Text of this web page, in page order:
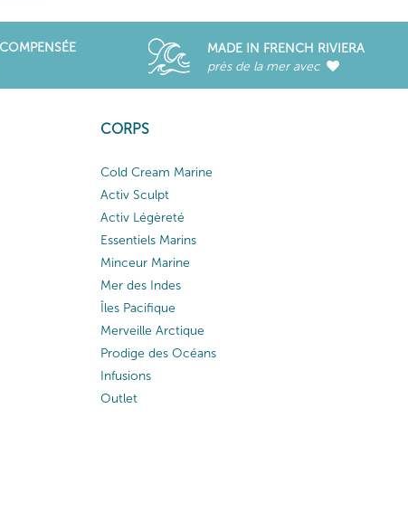
MADE IN FRENCH RIVIERA
près de la mer avec
CORPS
Cold Cream Marine
Activ Sculpt
Activ Légèreté
Essentiels Marins
Minceur Marine
Mer des Indes
Îles Pacifique
Merveille Arctique
Prodige des Océans
Infusions
Outlet